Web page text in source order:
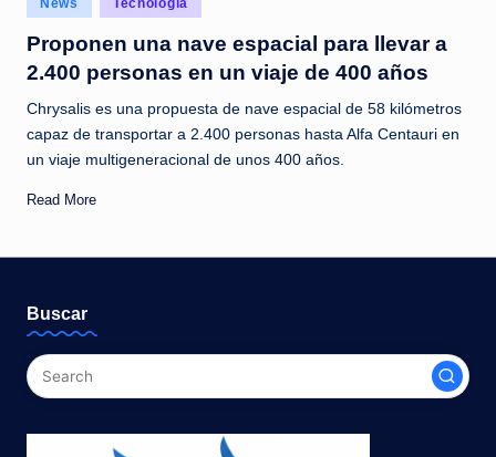
c
i
a
s
a
l
s
t
a
in
News Tecnología
Proponen una nave espacial para llevar a
2.400 personas en un viaje de 400 años
Chrysalis es una propuesta de nave espacial de 58 kilómetros
capaz de transportar a 2.400 personas hasta Alfa Centauri en
un viaje multigeneracional de unos 400 años.
Read More
Buscar